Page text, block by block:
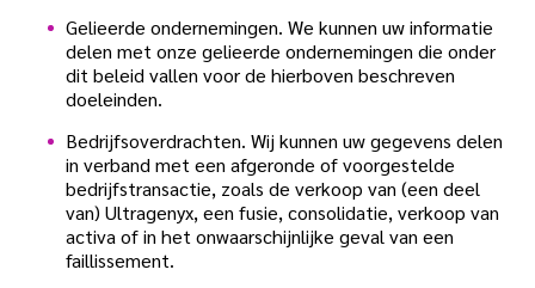
Gelieerde ondernemingen. We kunnen uw informatie
delen met onze gelieerde ondernemingen die onder
dit beleid vallen voor de hierboven beschreven
doeleinden.
Bedrijfsoverdrachten. Wij kunnen uw gegevens delen
in verband met een afgeronde of voorgestelde
bedrijfstransactie, zoals de verkoop van (een deel
van) Ultragenyx, een fusie, consolidatie, verkoop van
activa of in het onwaarschijnlijke geval van een
faillissement.